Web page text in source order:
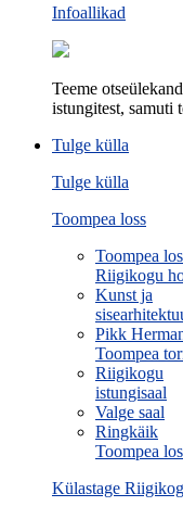
Infoallikad
Teeme
istungitest, samuti
Tulge külla
Tulge külla
Toompea loss
Toompea
Riigikogu
Kunst ja
Pikk
Toompea
Riigikogu
istungisaal
Valge saal
Ringkäik
Toompea
Külastage